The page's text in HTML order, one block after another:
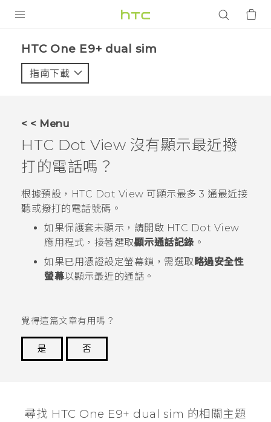
VIVE
VIVERSE
應用程式
支援服務
HTC One E9+ dual sim‎
指南下載
< < Menu
HTC Dot View 沒有顯示最近撥
打的電話嗎？
根據預設， HTC Dot View 可顯示最多 3 通最近接
聽或撥打的電話號碼。
如果保護套未顯示，請開啟 HTC Dot View
應用程式，接著選取顯示通話記錄 。
如果已用憑證設定螢幕鎖，需選取略過安全性
螢幕以顯示最近的通話。
覺得這篇文章有用嗎？
是
否
尋找 HTC One E9+ dual sim 的相關主題